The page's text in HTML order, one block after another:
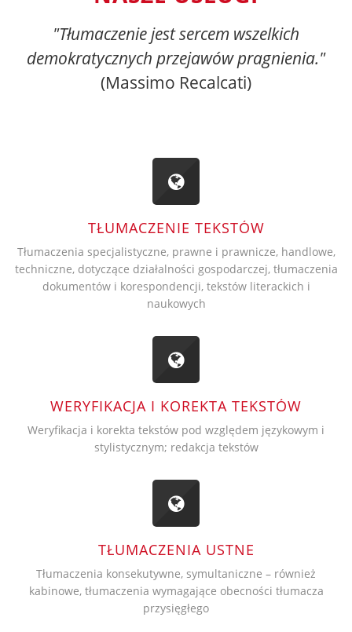
"Tłumaczenie jest sercem wszelkich
demokratycznych przejawów pragnienia."
(Massimo Recalcati)
TŁUMACZENIE TEKSTÓW
Tłumaczenia specjalistyczne, prawne i prawnicze, handlowe,
techniczne, dotyczące działalności gospodarczej, tłumaczenia
dokumentów i korespondencji, tekstów literackich i
naukowych
WERYFIKACJA I KOREKTA TEKSTÓW
Weryfikacja i korekta tekstów pod względem językowym i
stylistycznym; redakcja tekstów
TŁUMACZENIA USTNE
Tłumaczenia konsekutywne, symultaniczne – również
kabinowe, tłumaczenia wymagające obecności tłumacza
przysięgłego